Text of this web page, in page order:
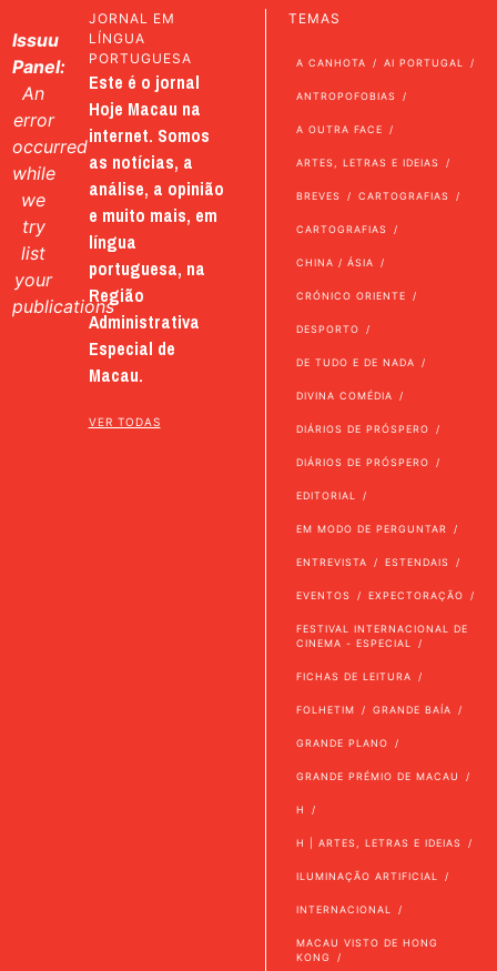
Issuu
Panel:
An
error
occurred
while
we
try
list
your
publications
JORNAL EM
LÍNGUA
PORTUGUESA
Este é o jornal
Hoje Macau na
internet. Somos
as notícias, a
análise, a opinião
e muito mais, em
língua
portuguesa, na
Região
Administrativa
Especial de
Macau.
VER TODAS
TEMAS
A CANHOTA AI PORTUGAL
ANTROPOFOBIAS
A OUTRA FACE
ARTES, LETRAS E IDEIAS
BREVES CARTOGRAFIAS
CARTOGRAFIAS
CHINA / ÁSIA
CRÓNICO ORIENTE
DESPORTO
DE TUDO E DE NADA
DIVINA COMÉDIA
DIÁRIOS DE PRÓSPERO
DIÁRIOS DE PRÓSPERO
EDITORIAL
EM MODO DE PERGUNTAR
ENTREVISTA ESTENDAIS
EVENTOS EXPECTORAÇÃO
FESTIVAL INTERNACIONAL DE
CINEMA - ESPECIAL
FICHAS DE LEITURA
FOLHETIM GRANDE BAÍA
GRANDE PLANO
GRANDE PRÉMIO DE MACAU
H
H | ARTES, LETRAS E IDEIAS
ILUMINAÇÃO ARTIFICIAL
INTERNACIONAL
MACAU VISTO DE HONG
KONG